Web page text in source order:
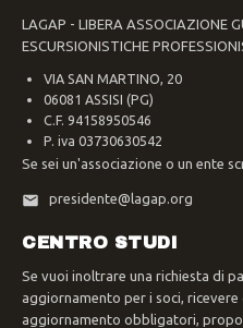
LAGAP - LIBERA ASSOCIAZIONE
ESCURSIONISTICHE
VIA SAN MARTINO, 20
06081 ASSISI (PG)
C.F. 94158950546
P. iva 03730630542
Se sei un'associazione o un ente
presidente@lagap.org
CENTRO STUDI
Se vuoi inoltrare una richiesta di
aggiornamento per i soci, ricevere
aggiornamento obbligatori,